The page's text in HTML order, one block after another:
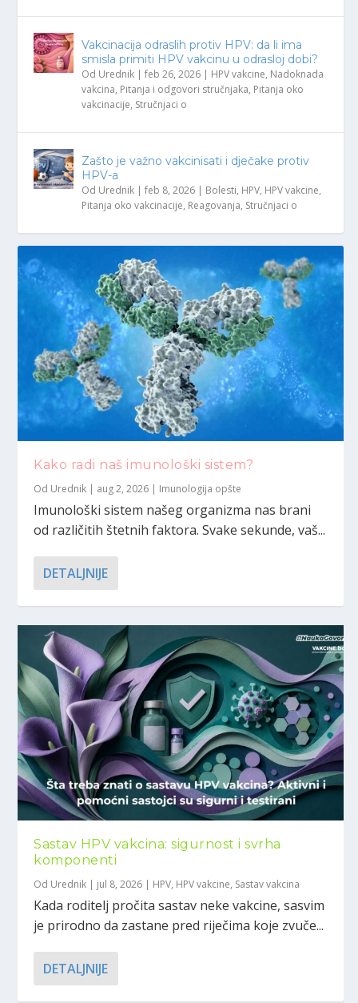
Vakcinacija odraslih protiv HPV: da li ima
smisla primiti HPV vakcinu u odrasloj dobi?
Od Urednik |feb 26, 2026 | HPV vakcine, Nadoknada
vakcina, Pitanja i odgovori stručnjaka, Pitanja oko
vakcinacije, Stručnjaci o
Zašto je važno vakcinisati i dječake protiv
HPV-a
Od Urednik |feb 8, 2026 | Bolesti, HPV, HPV vakcine,
Pitanja oko vakcinacije, Reagovanja, Stručnjaci o
Kako radi naš imunološki sistem?
Od Urednik | aug 2, 2026 | Imunologija opšte
Imunološki sistem našeg organizma nas brani
od različitih štetnih faktora. Svake sekunde, vaš...
DETALJNIJE
Sastav HPV vakcina: sigurnost i svrha
komponenti
Od Urednik | jul 8, 2026 | HPV, HPV vakcine, Sastav vakcina
Kada roditelj pročita sastav neke vakcine, sasvim
je prirodno da zastane pred riječima koje zvuče...
DETALJNIJE